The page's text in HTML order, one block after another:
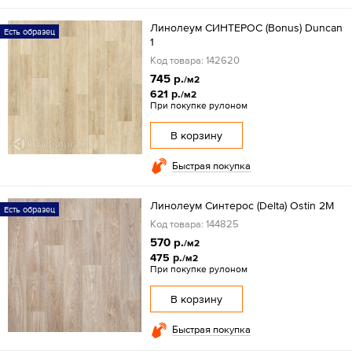
Есть образец
Линолеум СИНТЕРОС (Bonus) Duncan
1
Код товара: 142620
745 р./м2
621 р./м2
При покупке рулоном
В корзину
Быстрая покупка
Есть образец Линолеум Синтерос (Delta) Ostin 2M
Код товара: 144825
570 р./м2
475 р./м2
При покупке рулоном
В корзину
Быстрая покупка